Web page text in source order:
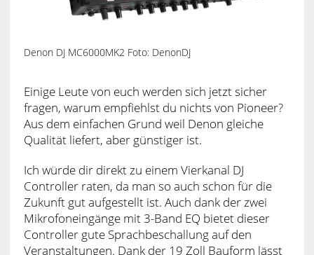
Denon DJ MC6000MK2 Foto: DenonDJ
Einige Leute von euch werden sich jetzt sicher
fragen, warum empfiehlst du nichts von Pioneer?
Aus dem einfachen Grund weil Denon gleiche
Qualität liefert, aber günstiger ist.
Ich würde dir direkt zu einem Vierkanal DJ
Controller raten, da man so auch schon für die
Zukunft gut aufgestellt ist. Auch dank der zwei
Mikrofoneingänge mit 3-Band EQ bietet dieser
Controller gute Sprachbeschallung auf den
Veranstaltungen. Dank der 19 Zoll Bauform lässt